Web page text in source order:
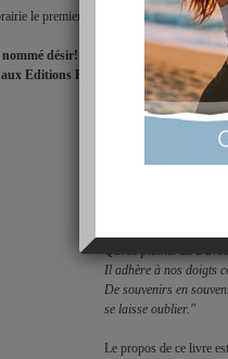
le premier livre sur les cannelés.
désir!"
Editions Féret.
"Petit prince malmené
« dur au cœur tendre
Par sa volupté
jovial, une promesse
Qui se plaindrait
Il adhère à nos doigts
De souvenirs en
se laisse oublier."
Le propos de ce livre